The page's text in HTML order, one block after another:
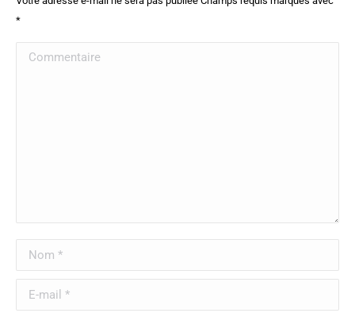
*
Commentaire
Nom *
E-mail *